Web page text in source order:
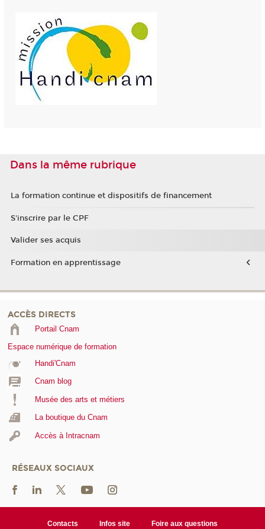
Dans la même rubrique
La formation continue et dispositifs de financement
S'inscrire par le CPF
Valider ses acquis
Formation en apprentissage
ACCÈS DIRECTS
Portail Cnam
Espace numérique de formation
Handi'Cnam
Cnam blog
Musée des arts et métiers
La boutique du Cnam
Accès à Intracnam
RÉSEAUX SOCIAUX
Contacts Infos site Foire aux questions